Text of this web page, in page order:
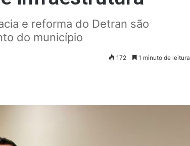
e reforma do Detran são
do município
172 1 minuto de leitura